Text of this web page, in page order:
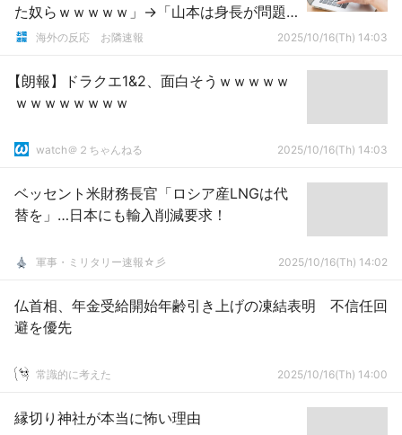
た奴らｗｗｗｗｗ」→「山本は身長が問題
ではなかったね・・・」「NPB3年連続沢村
海外の反応 お隣速報 2025/10/16(Th) 14:03
【朗報】ドラクエ1&2、面白そうｗｗｗｗｗ
ｗｗｗｗｗｗｗｗ
watch＠２ちゃんねる 2025/10/16(Th) 14:03
ベッセント米財務長官「ロシア産LNGは代
替を」…日本にも輸入削減要求！
軍事・ミリタリー速報☆彡 2025/10/16(Th) 14:02
仏首相、年金受給開始年齢引き上げの凍結表明 不信任回
避を優先
常識的に考えた 2025/10/16(Th) 14:00
縁切り神社が本当に怖い理由